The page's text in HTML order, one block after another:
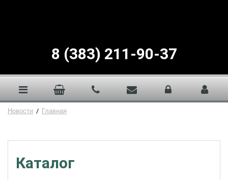
8 (383) 211-90-37
Новости / Главная
Каталог